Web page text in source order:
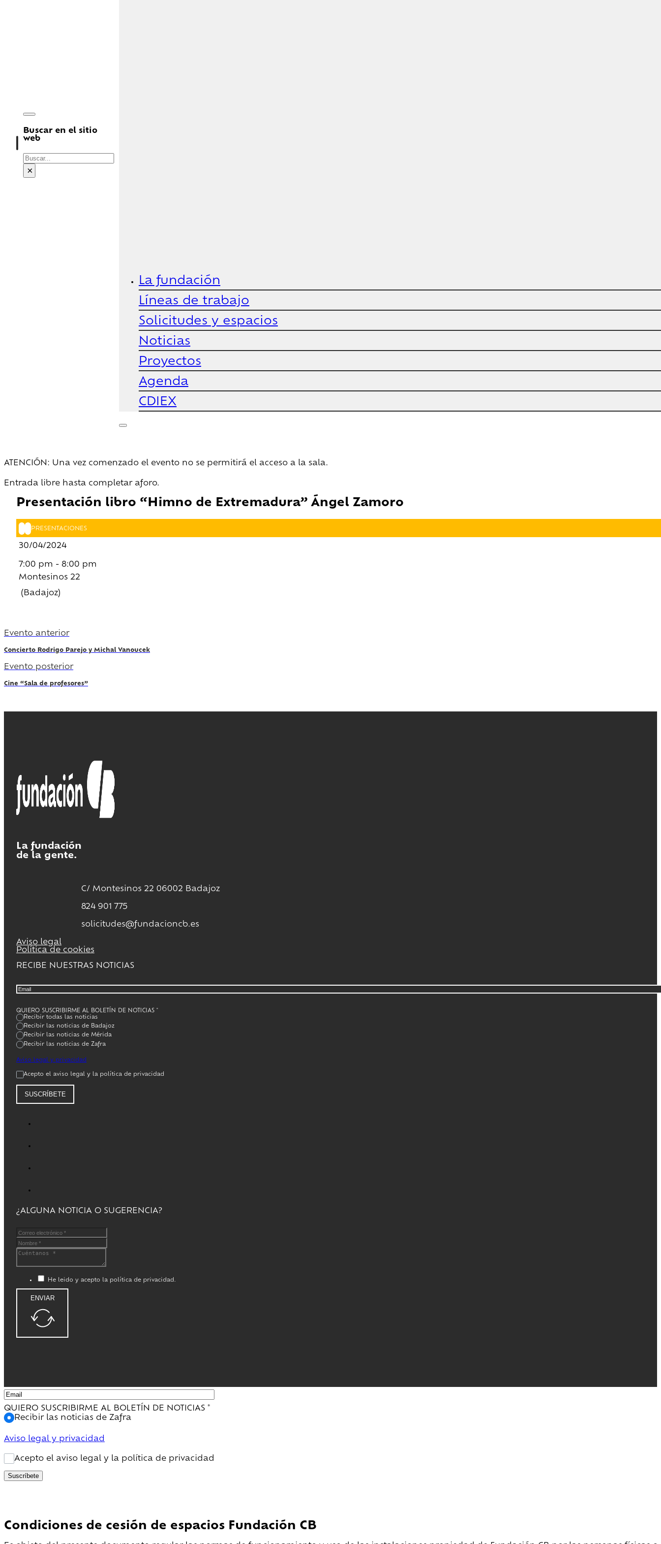
Buscar en el sitio
web
Buscar
×
La fundación
Líneas de trabajo
Solicitudes y espacios
Noticias
Proyectos
Agenda
CDIEX
ATENCIÓN: Una vez comenzado el evento no se permitirá el acceso a la sala.
Entrada libre hasta completar aforo.
Presentación libro “Himno de Extremadura” Ángel Zamoro
PRESENTACIONES
30/04/2024
7:00 pm - 8:00 pm
Montesinos 22
(Badajoz)
Evento anterior
Concierto Rodrigo Parejo y Michal Vanoucek
Evento posterior
Cine “Sala de profesores”
La fundación
de la gente.
C/ Montesinos 22 06002 Badajoz
824 901 775
solicitudes@fundacioncb.es
Aviso legal
Política de cookies
RECIBE NUESTRAS NOTICIAS
QUIERO SUSCRIBIRME AL BOLETÍN DE NOTICIAS *
Recibir todas las noticias
Recibir las noticias de Badajoz
Recibir las noticias de Mérida
Recibir las noticias de Zafra
Aviso legal y privacidad
Acepto el aviso legal y la política de privacidad
SUSCRÍBETE
¿ALGUNA NOTICIA O SUGERENCIA?
He leido y acepto la política de privacidad.
ENVIAR
QUIERO SUSCRIBIRME AL BOLETÍN DE NOTICIAS *
Recibir las noticias de Zafra
Aviso legal y privacidad
Acepto el aviso legal y la política de privacidad
Suscríbete
Condiciones de cesión de espacios Fundación CB